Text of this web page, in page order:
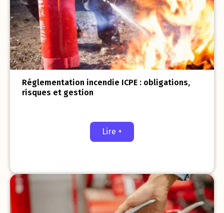
Réglementation incendie ICPE : obligations,
risques et gestion
Lire +